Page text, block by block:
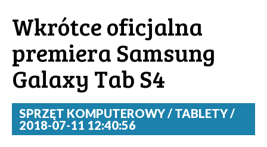
Wkrótce oficjalna
premiera Samsung
Galaxy Tab S4
SPRZĘT KOMPUTEROWY / TABLETY /
2018-07-11 12:40:56